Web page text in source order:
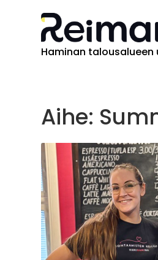
Haminan talousalueen
Aihe: